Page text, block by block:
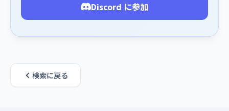
Discord に参加
検索に戻る